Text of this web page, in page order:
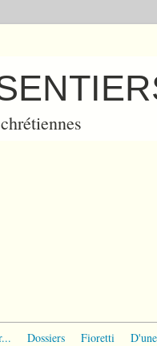
Dossiers Fioretti